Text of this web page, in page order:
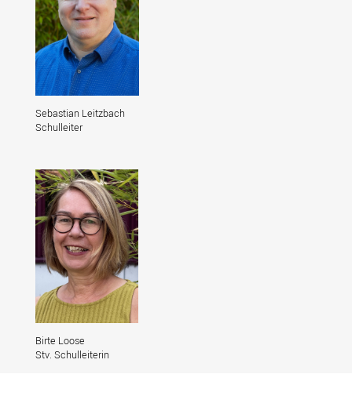
Sebastian Leitzbach
Schulleiter
Birte Loose
Stv. Schulleiterin